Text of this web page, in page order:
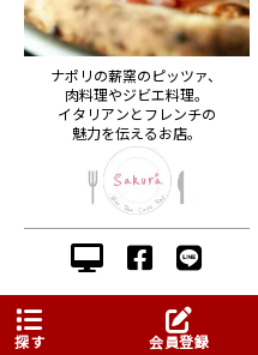
探す 会員登録
ナポリの薪窯のピッツァ、
肉料理やジビエ料理。
イタリアンとフレンチの
魅力を伝えるお店。